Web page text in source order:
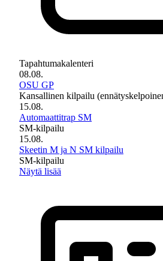
Tapahtumakalenteri
08.08.
OSU GP
Kansallinen kilpailu
15.08.
Automaattitrap SM
SM-kilpailu
15.08.
Skeetin M ja N SM kilpailu
SM-kilpailu
Näytä lisää